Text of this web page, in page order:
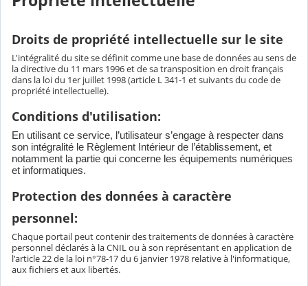
Droits de propriété intellectuelle sur le site
L'intégralité du site se définit comme une base de données au sens de
la directive du 11 mars 1996 et de sa transposition en droit français
dans la loi du 1er juillet 1998 (article L 341-1 et suivants du code de
propriété intellectuelle).
Conditions d'utilisation:
En utilisant ce service, l’utilisateur s’engage à respecter dans
son intégralité le Règlement Intérieur de l’établissement, et
notamment la partie qui concerne les équipements numériques
et informatiques.
Protection des données à caractère
personnel:
Chaque portail peut contenir des traitements de données à caractère
personnel déclarés à la CNIL ou à son représentant en application de
l'article 22 de la loi n°78-17 du 6 janvier 1978 relative à l'informatique,
aux fichiers et aux libertés.